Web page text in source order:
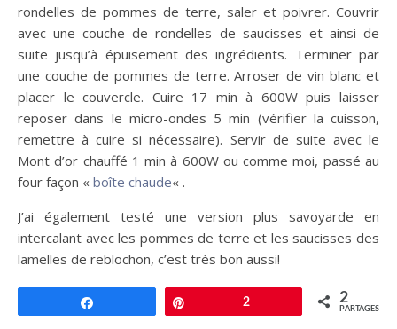
rondelles de pommes de terre, saler et poivrer. Couvrir
avec une couche de rondelles de saucisses et ainsi de
suite jusqu’à épuisement des ingrédients. Terminer par
une couche de pommes de terre. Arroser de vin blanc et
placer le couvercle. Cuire 17 min à 600W puis laisser
reposer dans le micro-ondes 5 min (vérifier la cuisson,
remettre à cuire si nécessaire). Servir de suite avec le
Mont d’or chauffé 1 min à 600W ou comme moi, passé au
four façon « boîte chaude« .
J’ai également testé une version plus savoyarde en
intercalant avec les pommes de terre et les saucisses des
lamelles de reblochon, c’est très bon aussi!
2 2
PARTAGES